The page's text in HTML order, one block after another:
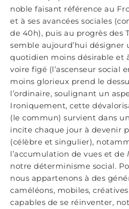
noble faisant référence au
et à ses avancées sociales
de 40h), puis au progrès des
semble aujourd’hui désigner
quotidien moins désirable et
voire figé (l’ascenseur social
moins glorieux prend le
l’ordinaire, soulignant un
Ironiquement, cette
(le commun) survient dans
incite chaque jour à devenir
(célèbre et singulier),
l’accumulation de vues et de
notre déterminisme social.
nous appartenons à des
caméléons, mobiles,
capables de se réinventer,